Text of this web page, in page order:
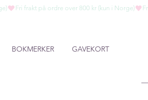
BOKMERKER GAVEKORT